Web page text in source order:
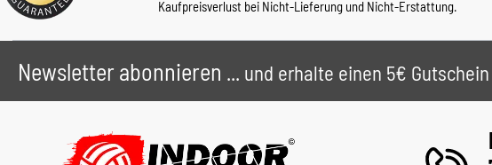
Kaufpreisverlust bei Nicht-Lieferung und Nicht-Erstattung.
Newsletter abonnieren ... und erhalte einen 5€